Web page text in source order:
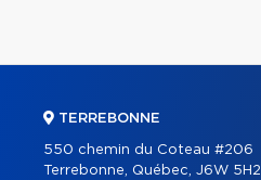
TERREBONNE
550 chemin du Coteau #206
Terrebonne, Québec, J6W 5H2